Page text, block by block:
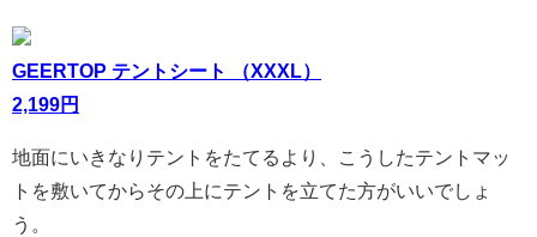
GEERTOP テントシート （XXXL）
2,199円
地面にいきなりテントをたてるより、こうしたテントマッ
トを敷いてからその上にテントを立てた方がいいでしょ
う。